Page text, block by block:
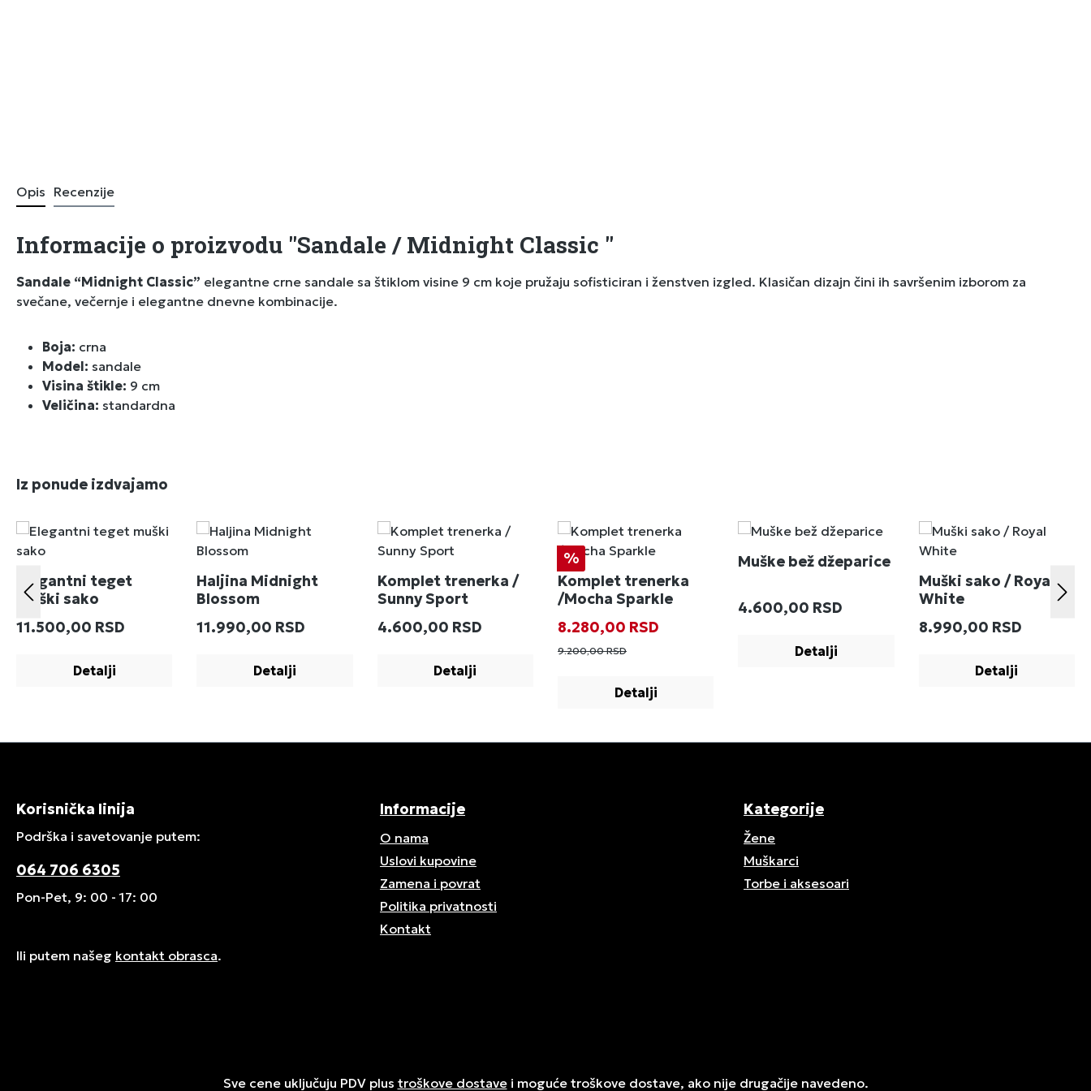
Opis Recenzije
Informacije o proizvodu "Sandale / Midnight Classic "
Sandale “Midnight Classic” elegantne crne sandale sa štiklom visine 9 cm koje pružaju sofisticiran i ženstven izgled. Klasičan dizajn čini ih savršenim izborom za
svečane, večernje i elegantne dnevne kombinacije.
Boja: crna
Model: sandale
Visina štikle: 9 cm
Veličina: standardna
Preskoči galeriju proizvoda
Iz ponude izdvajamo
Elegantni teget
muški sako
Redovna cena:
11.500,00 RSD
Detalji
Haljina Midnight
Blossom
Redovna cena:
11.990,00 RSD
Detalji
Komplet trenerka /
Sunny Sport
Redovna cena:
4.600,00 RSD
Detalji
Popust
%
Komplet trenerka
/Mocha Sparkle
Prodajna cena:
8.280,00 RSD
9.200,00 RSD
Detalji
Muške bež džeparice
Redovna cena:
4.600,00 RSD
Detalji
Muški sako / Royal
White
Redovna cena:
8.990,00 RSD
Detalji
Korisnička linija
Podrška i savetovanje putem:
064 706 6305
Pon-Pet, 9: 00 - 17: 00
Ili putem našeg kontakt obrasca.
Informacije
O nama
Uslovi kupovine
Zamena i povrat
Politika privatnosti
Kontakt
Kategorije
Žene
Muškarci
Torbe i aksesoari
Sve cene uključuju PDV plus troškove dostavei moguće troškove dostave, ako nije drugačije navedeno.